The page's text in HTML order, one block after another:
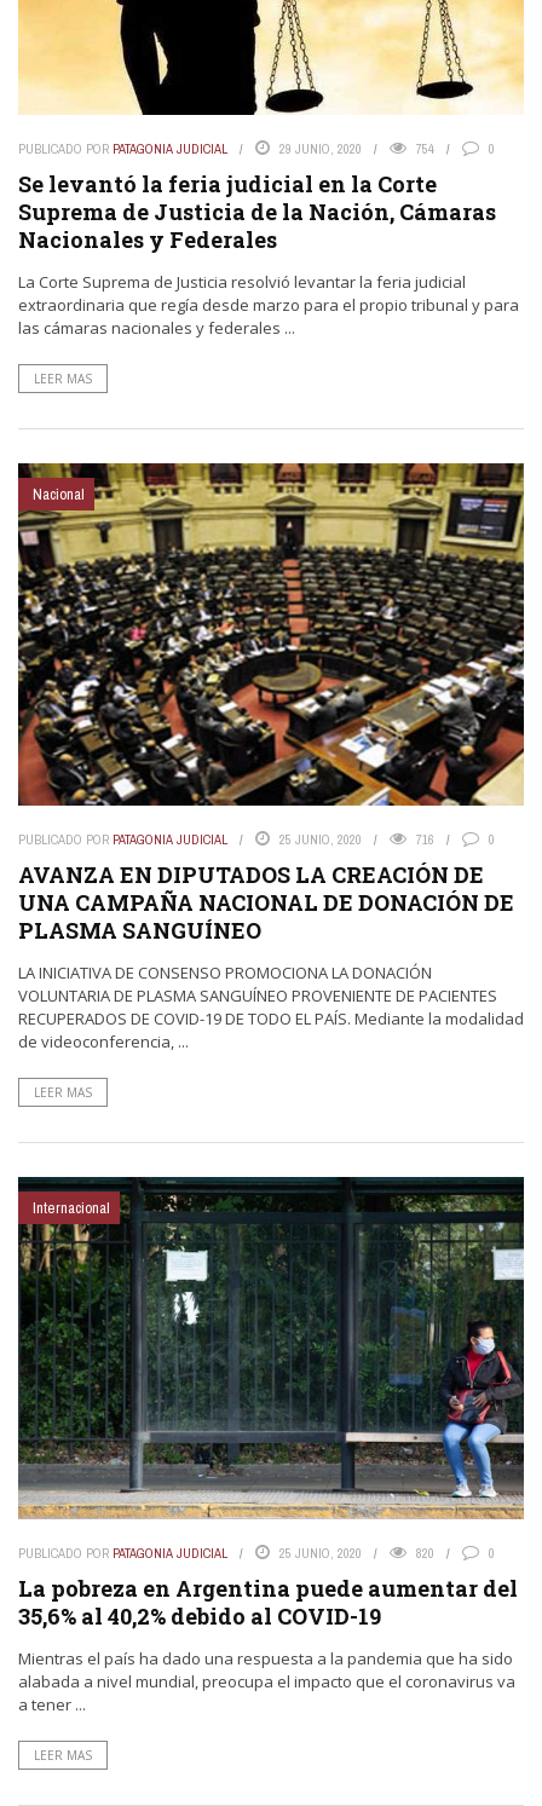
PUBLICADO POR PATAGONIA JUDICIAL 29 JUNIO, 2020 754 0
Se levantó la feria judicial en la Corte
Suprema de Justicia de la Nación, Cámaras
Nacionales y Federales
La Corte Suprema de Justicia resolvió levantar la feria judicial
extraordinaria que regía desde marzo para el propio tribunal y para
las cámaras nacionales y federales ...
LEER MAS
Nacional
PUBLICADO POR PATAGONIA JUDICIAL 25 JUNIO, 2020 716 0
AVANZA EN DIPUTADOS LA CREACIÓN DE
UNA CAMPAÑA NACIONAL DE DONACIÓN DE
PLASMA SANGUÍNEO
LA INICIATIVA DE CONSENSO PROMOCIONA LA DONACIÓN
VOLUNTARIA DE PLASMA SANGUÍNEO PROVENIENTE DE PACIENTES
RECUPERADOS DE COVID-19 DE TODO EL PAÍS. Mediante la modalidad
de videoconferencia, ...
LEER MAS
Internacional
PUBLICADO POR PATAGONIA JUDICIAL 25 JUNIO, 2020 820 0
La pobreza en Argentina puede aumentar del
35,6% al 40,2% debido al COVID-19
Mientras el país ha dado una respuesta a la pandemia que ha sido
alabada a nivel mundial, preocupa el impacto que el coronavirus va
a tener ...
LEER MAS